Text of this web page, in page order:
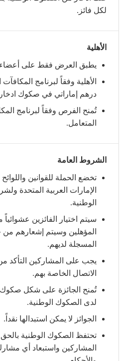
لكل فائز.
الأهلية
يطبق العرض فقط على أعضاء
الأهلية وفقاً لبرنامج
درهم إماراتي في صكوك
تُمنح الفرص وفقاً لبرنامج
المتعامل.
الشروط العامة
تخضع الحملة للقوانين
الإمارات العربية المتحدة
الوطنية.
سيتم اختيار الفائزين
المؤهلين وسيتم إشعارهم من
المسجلة لديهم.
يجب على المشاركين التأكد
الاتصال الخاصة بهم.
تُمنح الجائزة على شكل
لدى الصكوك الوطنية.
الجوائز لا يمكن استبدالها نقداً.
تحتفظ الصكوك الوطنية
المشاركين واستبعاد أي